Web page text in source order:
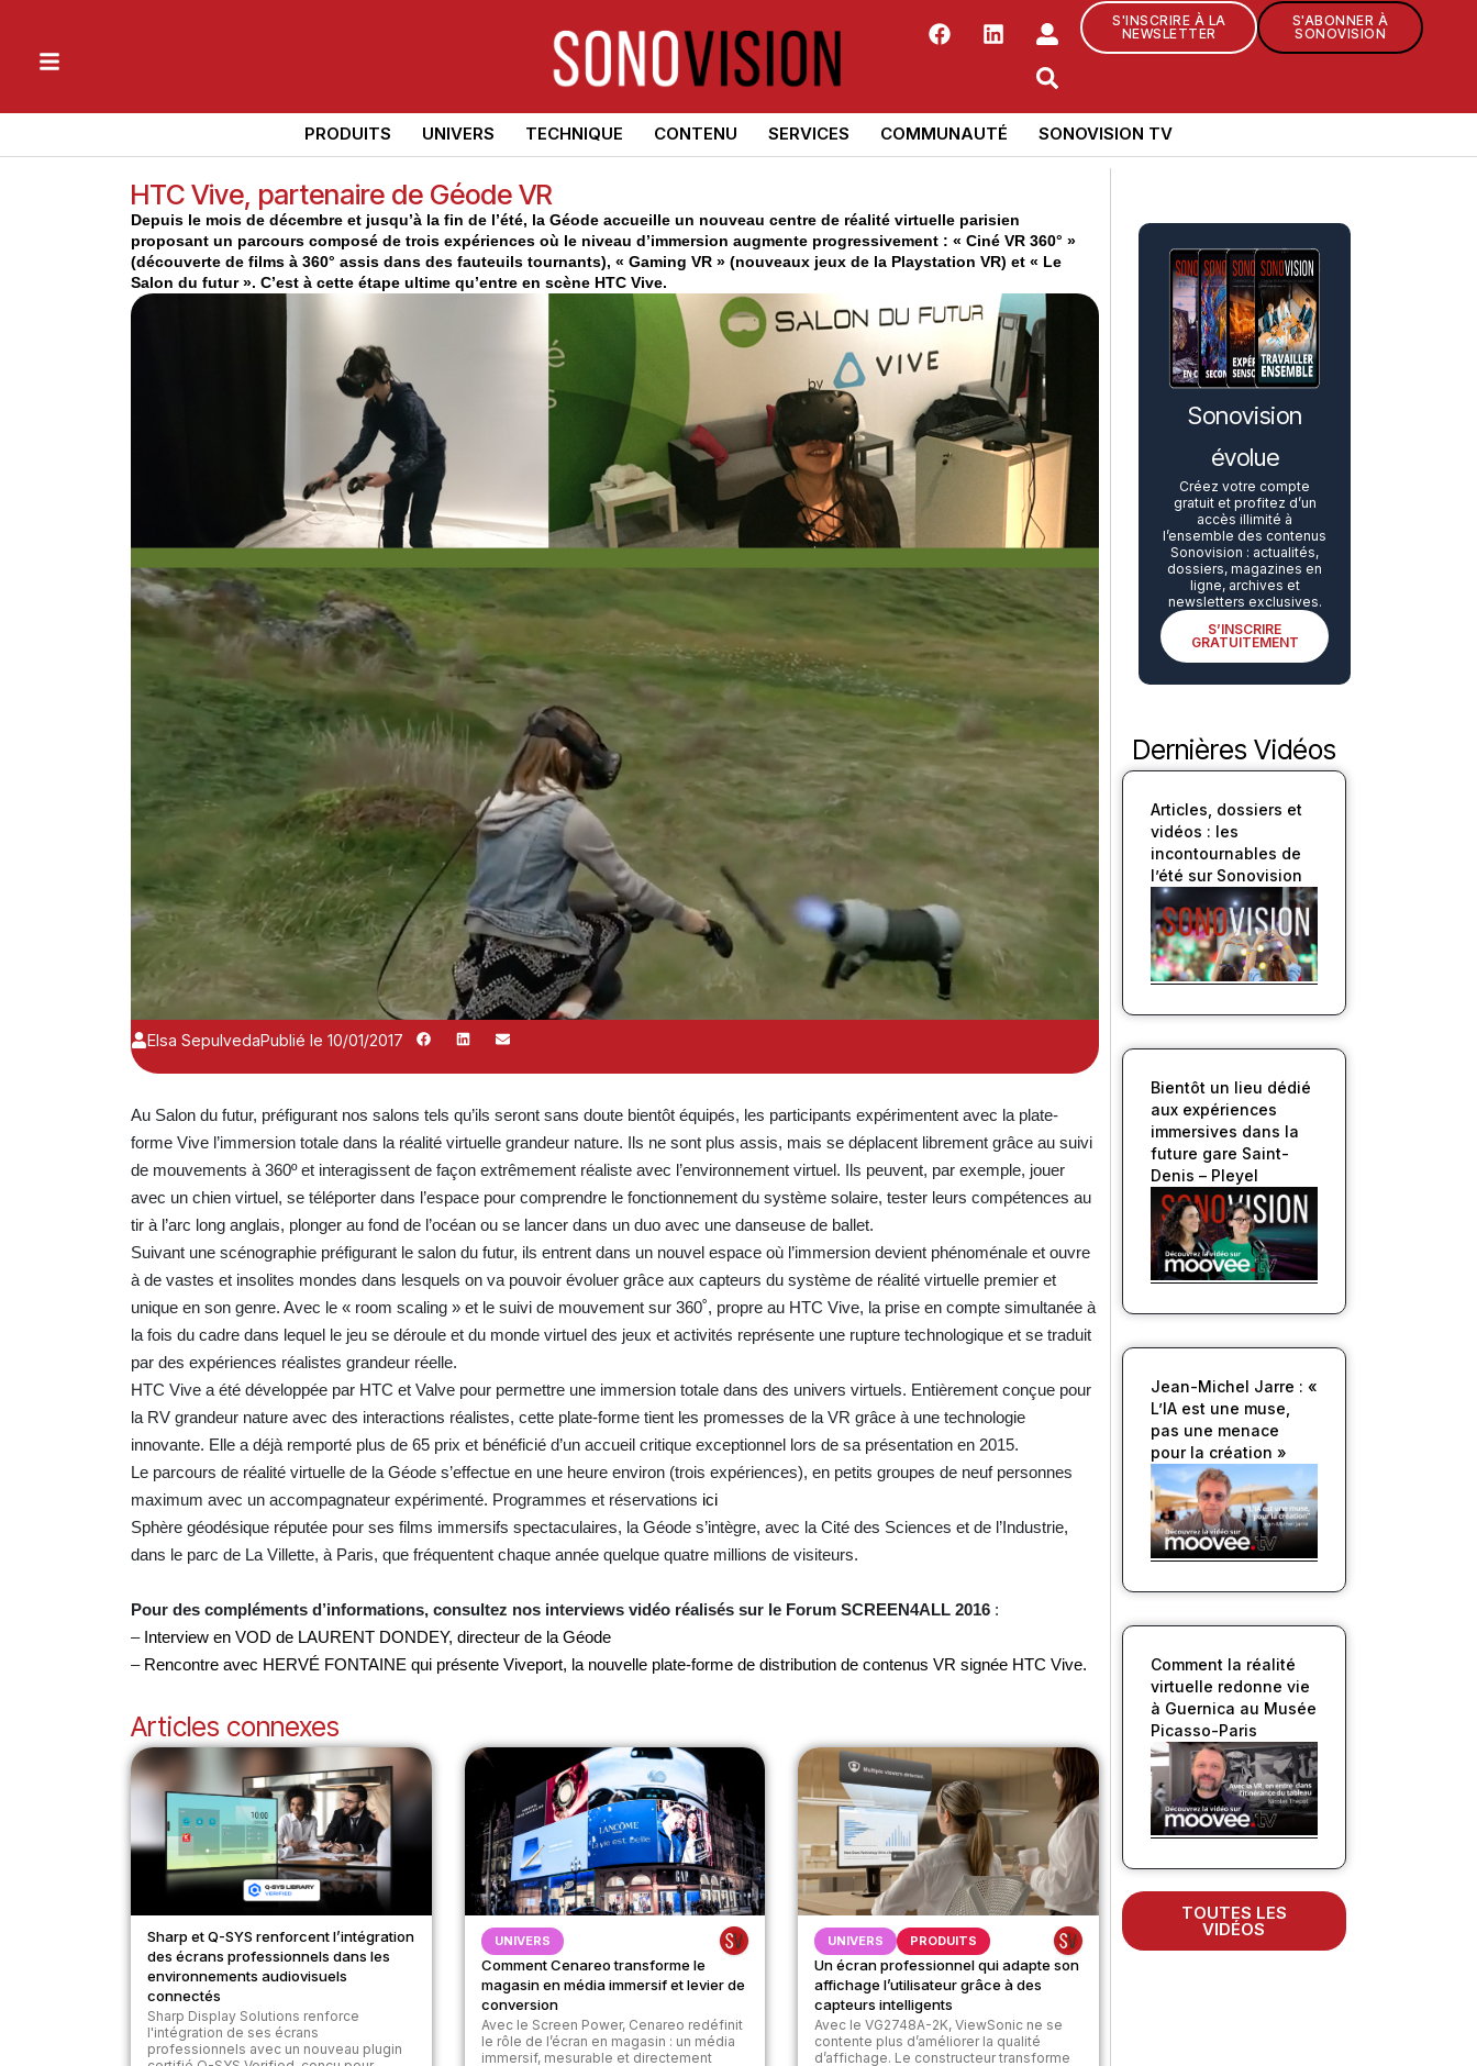
S'INSCRIRE À LA
NEWSLETTER
S'ABONNER À
SONOVISION
PRODUITS UNIVERS TECHNIQUE CONTENU SERVICES COMMUNAUTÉ SONOVISION TV
HTC Vive, partenaire de Géode VR
Depuis le mois de décembre et jusqu’à la fin de l’été, la Géode accueille un nouveau centre de réalité virtuelle parisien
proposant un parcours composé de trois expériences où le niveau d’immersion augmente progressivement : « Ciné VR 360° »
(découverte de films à 360° assis dans des fauteuils tournants), « Gaming VR » (nouveaux jeux de la Playstation VR) et « Le
Salon du futur ». C’est à cette étape ultime qu’entre en scène HTC Vive.
Elsa SepulvedaPublié le 10/01/2017
Au Salon du futur, préfigurant nos salons tels qu’ils seront sans doute bientôt équipés, les participants expérimentent avec la plate-
forme Vive l’immersion totale dans la réalité virtuelle grandeur nature. Ils ne sont plus assis, mais se déplacent librement grâce au suivi
de mouvements à 360º et interagissent de façon extrêmement réaliste avec l’environnement virtuel. Ils peuvent, par exemple, jouer
avec un chien virtuel, se téléporter dans l’espace pour comprendre le fonctionnement du système solaire, tester leurs compétences au
tir à l’arc long anglais, plonger au fond de l’océan ou se lancer dans un duo avec une danseuse de ballet.
Suivant une scénographie préfigurant le salon du futur, ils entrent dans un nouvel espace où l’immersion devient phénoménale et ouvre
à de vastes et insolites mondes dans lesquels on va pouvoir évoluer grâce aux capteurs du système de réalité virtuelle premier et
unique en son genre. Avec le « room scaling » et le suivi de mouvement sur 360˚, propre au HTC Vive, la prise en compte simultanée à
la fois du cadre dans lequel le jeu se déroule et du monde virtuel des jeux et activités représente une rupture technologique et se traduit
par des expériences réalistes grandeur réelle.
HTC Vive a été développée par HTC et Valve pour permettre une immersion totale dans des univers virtuels. Entièrement conçue pour
la RV grandeur nature avec des interactions réalistes, cette plate-forme tient les promesses de la VR grâce à une technologie
innovante. Elle a déjà remporté plus de 65 prix et bénéficié d’un accueil critique exceptionnel lors de sa présentation en 2015.
Le parcours de réalité virtuelle de la Géode s’effectue en une heure environ (trois expériences), en petits groupes de neuf personnes
maximum avec un accompagnateur expérimenté. Programmes et réservations ici
Sphère géodésique réputée pour ses films immersifs spectaculaires, la Géode s’intègre, avec la Cité des Sciences et de l’Industrie,
dans le parc de La Villette, à Paris, que fréquentent chaque année quelque quatre millions de visiteurs.
Pour des compléments d’informations, consultez nos interviews vidéo réalisés sur le Forum SCREEN4ALL 2016 :
– Interview en VOD de LAURENT DONDEY, directeur de la Géode
– Rencontre avec HERVÉ FONTAINE qui présente Viveport, la nouvelle plate-forme de distribution de contenus VR signée HTC Vive.
Articles connexes
Sharp et Q-SYS renforcent l’intégration
des écrans professionnels dans les
environnements audiovisuels
connectés
Sharp Display Solutions renforce
l'intégration de ses écrans
professionnels avec un nouveau plugin
UNIVERS
Comment Cenareo transforme le
magasin en média immersif et levier de
conversion
Avec le Screen Power, Cenareo redéfinit
le rôle de l’écran en magasin : un média
immersif, mesurable et directement
UNIVERS PRODUITS
Un écran professionnel qui adapte son
affichage l’utilisateur grâce à des
capteurs intelligents
Avec le VG2748A-2K, ViewSonic ne se
contente plus d’améliorer la qualité
d’affichage. Le constructeur transforme
Sonovision
évolue
Créez votre compte
gratuit et profitez d’un
accès illimité à
l’ensemble des contenus
Sonovision : actualités,
dossiers, magazines en
ligne, archives et
newsletters exclusives.
S’INSCRIRE
GRATUITEMENT
Dernières Vidéos
Articles, dossiers et
vidéos : les
incontournables de
l’été sur Sonovision
Bientôt un lieu dédié
aux expériences
immersives dans la
future gare Saint-
Denis – Pleyel
Jean-Michel Jarre : «
L’IA est une muse,
pas une menace
pour la création »
Comment la réalité
virtuelle redonne vie
à Guernica au Musée
Picasso-Paris
TOUTES LES
VIDÉOS